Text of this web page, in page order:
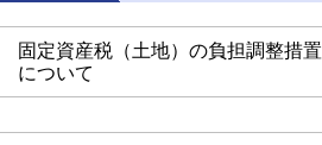
固定資産税（土地）の負担調整措置
について